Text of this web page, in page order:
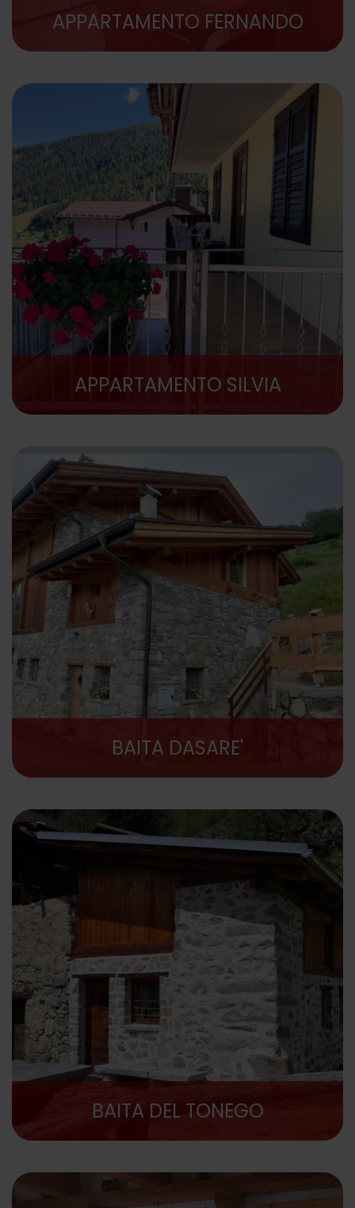
APPARTAMENTO FERNANDO
APPARTAMENTO SILVIA
BAITA DASARE'
BAITA DEL TONEGO